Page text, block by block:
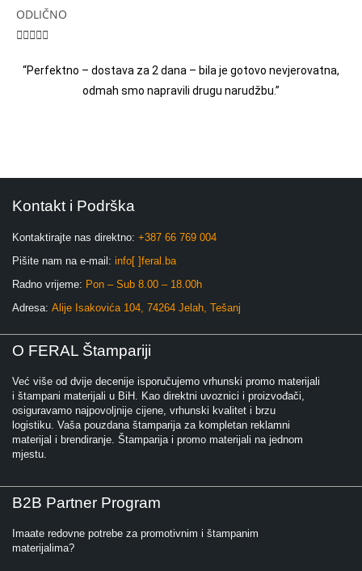
ODLIČNO

“Perfektno – dostava za 2 dana – bila je gotovo nevjerovatna,
odmah smo napravili drugu narudžbu.”
Kontakt i Podrška
Kontaktirajte nas direktno: +387 66 769 004
Pišite nam na e-mail: info[ ]feral.ba
Radno vrijeme: Pon – Sub 8.00 – 18.00h
Adresa: Alije Isakovića 104, 74264 Jelah, Tešanj
O FERAL Štampariji
Već više od dvije decenije isporučujemo vrhunski promo materijali
i štampani materijali u BiH. Kao direktni uvoznici i proizvođači,
osiguravamo najpovoljnije cijene, vrhunski kvalitet i brzu
logistiku. Vaša pouzdana štamparija za kompletan reklamni
materijal i brendiranje. Štamparija i promo materijali na jednom
mjestu.
B2B Partner Program
Imaate redovne potrebe za promotivnim i štampanim
materijalima?